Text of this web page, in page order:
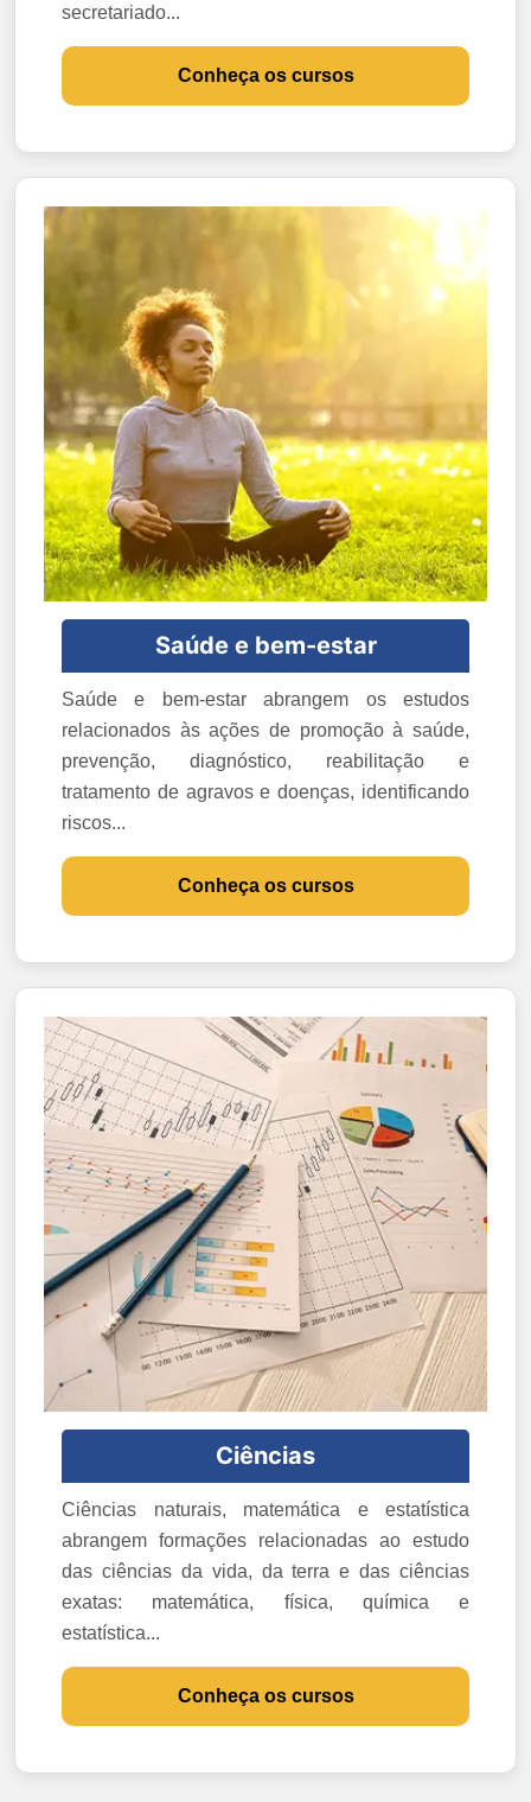
secretariado...
Conheça os cursos
Saúde e bem-estar
Saúde e bem-estar abrangem os estudos
relacionados às ações de promoção à saúde,
prevenção, diagnóstico, reabilitação e
tratamento de agravos e doenças, identificando
riscos...
Conheça os cursos
Ciências
Ciências naturais, matemática e estatística
abrangem formações relacionadas ao estudo
das ciências da vida, da terra e das ciências
exatas: matemática, física, química e
estatística...
Conheça os cursos